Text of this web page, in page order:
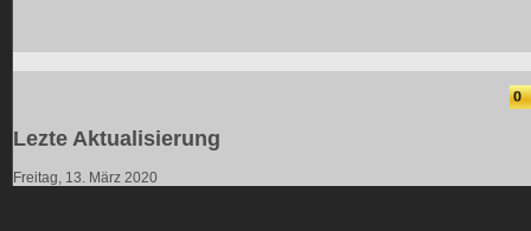
Lezte Aktualisierung
Freitag, 13. März 2020